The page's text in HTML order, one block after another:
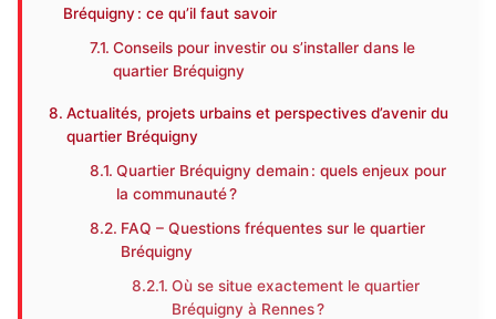
Bréquigny : ce qu’il faut savoir
Conseils pour investir ou s’installer dans le
quartier Bréquigny
Actualités, projets urbains et perspectives d’avenir du
quartier Bréquigny
Quartier Bréquigny demain : quels enjeux pour
la communauté ?
FAQ – Questions fréquentes sur le quartier
Bréquigny
Où se situe exactement le quartier
Bréquigny à Rennes ?